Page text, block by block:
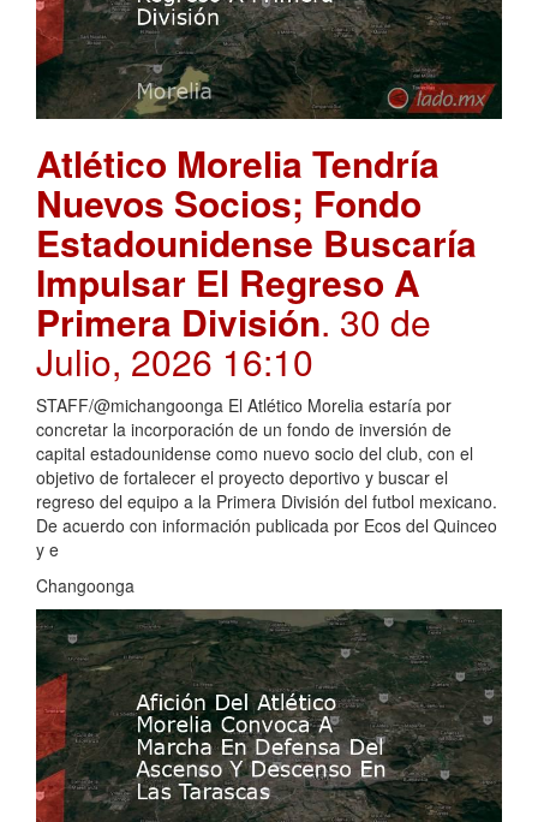
Atlético Morelia Tendría
Nuevos Socios; Fondo
Estadounidense Buscaría
Impulsar El Regreso A
Primera División. 30 de
Julio, 2026 16:10
STAFF/@michangoonga El Atlético Morelia estaría por
concretar la incorporación de un fondo de inversión de
capital estadounidense como nuevo socio del club, con el
objetivo de fortalecer el proyecto deportivo y buscar el
regreso del equipo a la Primera División del futbol mexicano.
De acuerdo con información publicada por Ecos del Quinceo
y e
Changoonga